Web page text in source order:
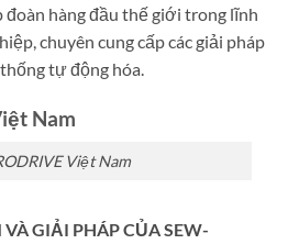
đoàn hàng đầu thế giới trong lĩnh
chuyên cung cấp các giải pháp
tự động hóa.
Nam
Việt Nam
GIẢI PHÁP CỦA SEW-